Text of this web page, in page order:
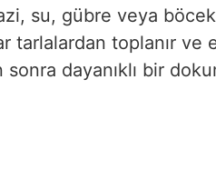
su, gübre veya
toplanır ve
dayanıklı bir